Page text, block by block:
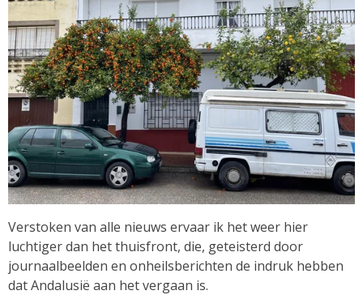
Verstoken van alle nieuws ervaar ik het weer hier
luchtiger dan het thuisfront, die, geteisterd door
journaalbeelden en onheilsberichten de indruk hebben
dat Andalusië aan het vergaan is.